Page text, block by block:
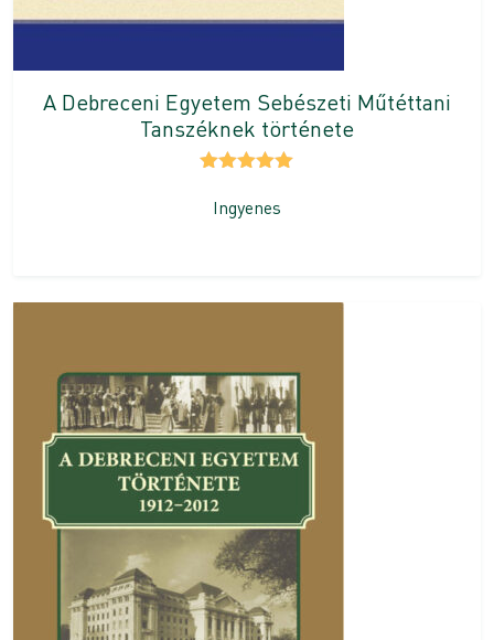
A Debreceni Egyetem Sebészeti Műtéttani
Tanszéknek története
5.00/ 5
Ingyenes